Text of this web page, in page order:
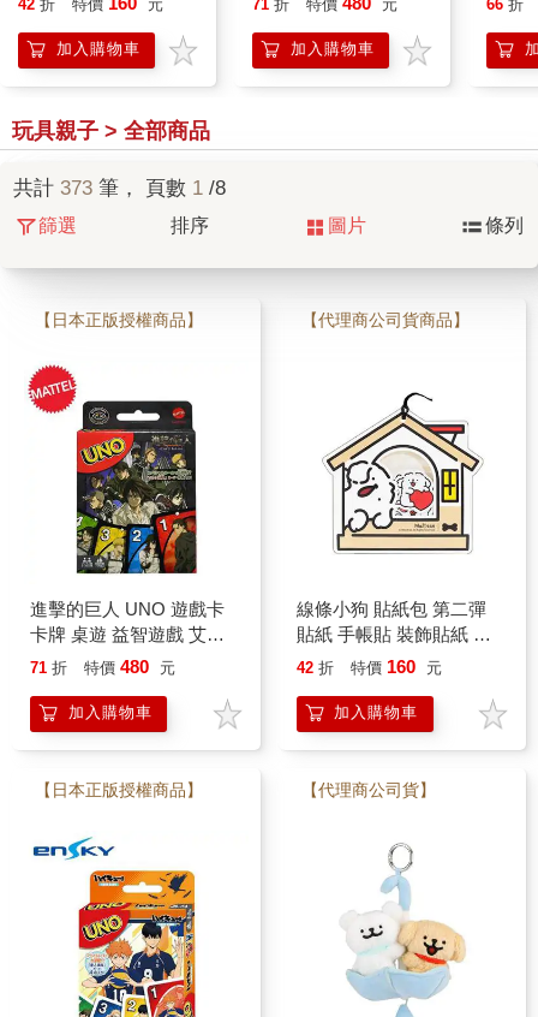
42 折 特價 元
加入購物車
71 折 特價 元
加入購物車
66 折
玩具親子 > 全部商品
共計 373 筆， 頁數 1 /8
篩選 排序 圖片 條列
【日本正版授權商品】
進擊的巨人 UNO 遊戲卡
卡牌 桌遊 益智遊戲 艾連
葉卡 里維 米卡莎 阿爾敏
71 折 特價 480 元
加入購物車
【代理商公司貨商品】
線條小狗 貼紙包 第二彈
貼紙 手帳貼 裝飾貼紙 小
白 小金 馬爾濟斯 狗狗
42 折 特價 160 元
加入購物車
【日本正版授權商品】 【代理商公司貨】